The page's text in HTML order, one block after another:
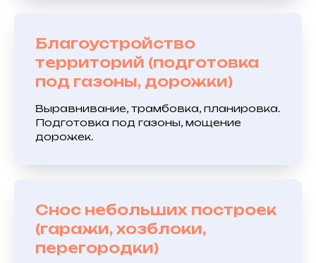
Благоустройство
территорий (подготовка
под газоны, дорожки)
Выравнивание, трамбовка, планировка.
Подготовка под газоны, мощение
дорожек.
Снос небольших построек
(гаражи, хозблоки,
перегородки)